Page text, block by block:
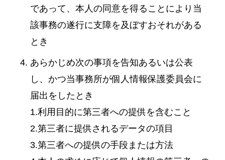
であって、本人の同意を得ることにより当
該事務の遂行に支障を及ぼすおそれがある
とき
あらかじめ次の事項を告知あるいは公表
し、かつ当事務所が個人情報保護委員会に
届出をしたとき
1.利用目的に第三者への提供を含むこと
2.第三者に提供されるデータの項目
3.第三者への提供の手段または方法